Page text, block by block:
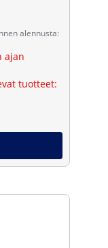
alennusta:
ajan
tuotteet: